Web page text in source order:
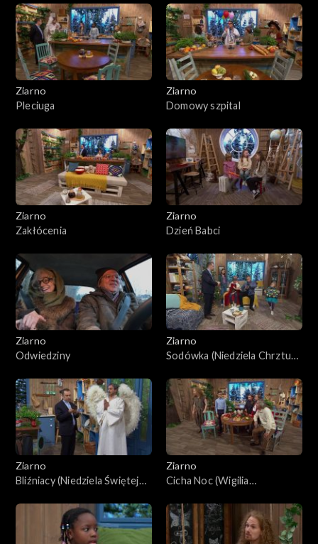
Ziarno
Pleciuga
Ziarno
Domowy szpital
Ziarno
Zakłócenia
Ziarno
Dzień Babci
Ziarno
Odwiedziny
Ziarno
Sodówka (Niedziela Chrztu
Ziarno
Bliźniacy (Niedziela Świętej
Ziarno
Cicha Noc (Wigilia